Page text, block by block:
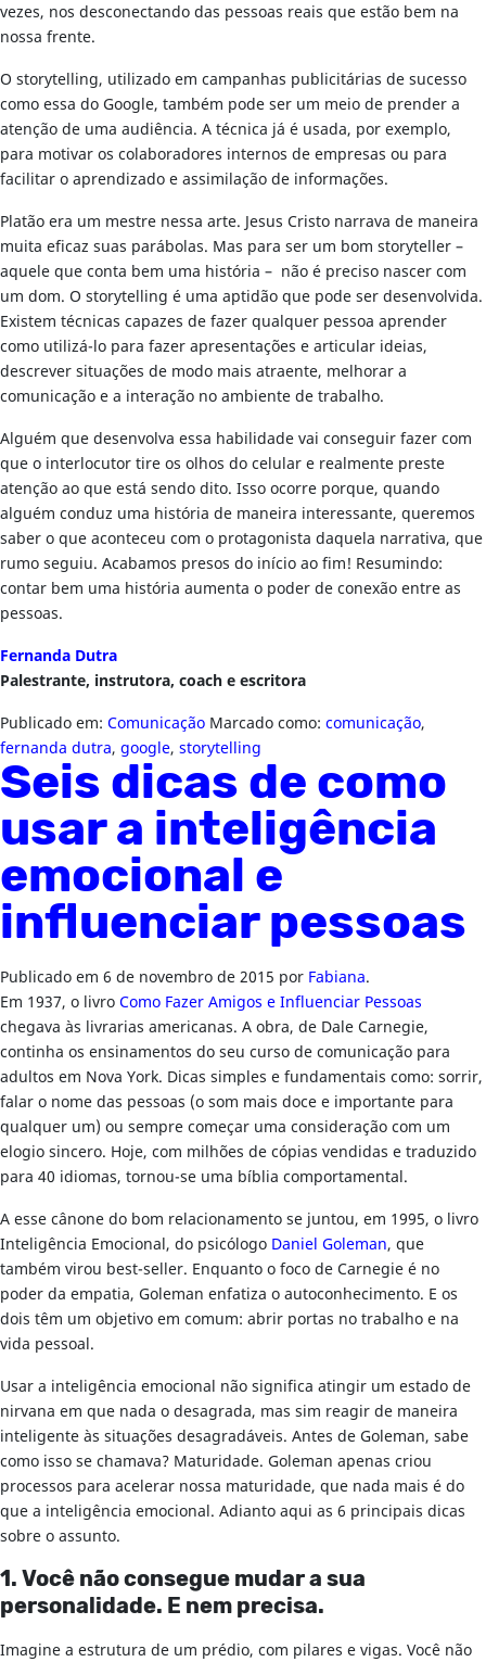
vezes, nos desconectando das pessoas reais que estão bem na
nossa frente.
O storytelling, utilizado em campanhas publicitárias de sucesso
como essa do Google, também pode ser um meio de prender a
atenção de uma audiência. A técnica já é usada, por exemplo,
para motivar os colaboradores internos de empresas ou para
facilitar o aprendizado e assimilação de informações.
Platão era um mestre nessa arte. Jesus Cristo narrava de maneira
muita eficaz suas parábolas. Mas para ser um bom storyteller –
aquele que conta bem uma história – não é preciso nascer com
um dom. O storytelling é uma aptidão que pode ser desenvolvida.
Existem técnicas capazes de fazer qualquer pessoa aprender
como utilizá-lo para fazer apresentações e articular ideias,
descrever situações de modo mais atraente, melhorar a
comunicação e a interação no ambiente de trabalho.
Alguém que desenvolva essa habilidade vai conseguir fazer com
que o interlocutor tire os olhos do celular e realmente preste
atenção ao que está sendo dito. Isso ocorre porque, quando
alguém conduz uma história de maneira interessante, queremos
saber o que aconteceu com o protagonista daquela narrativa, que
rumo seguiu. Acabamos presos do início ao fim! Resumindo:
contar bem uma história aumenta o poder de conexão entre as
pessoas.
Fernanda Dutra
Palestrante, instrutora, coach e escritora
Publicado em: Comunicação Marcado como: comunicação,
fernanda dutra, google, storytelling
Seis dicas de como
usar a inteligência
emocional e
influenciar pessoas
Publicado em 6 de novembro de 2015 por Fabiana.
Em 1937, o livroComo Fazer Amigos e Influenciar Pessoas
chegava às livrarias americanas. A obra, de Dale Carnegie,
continha os ensinamentos do seu curso de comunicação para
adultos em Nova York. Dicas simples e fundamentais como: sorrir,
falar o nome das pessoas (o som mais doce e importante para
qualquer um) ou sempre começar uma consideração com um
elogio sincero. Hoje, com milhões de cópias vendidas e traduzido
para 40 idiomas, tornou-se uma bíblia comportamental.
A esse cânone do bom relacionamento se juntou, em 1995, o livro
Inteligência Emocional, do psicólogo Daniel Goleman, que
também virou best-seller. Enquanto o foco de Carnegie é no
poder da empatia, Goleman enfatiza o autoconhecimento. E os
dois têm um objetivo em comum: abrir portas no trabalho e na
vida pessoal.
Usar a inteligência emocional não significa atingir um estado de
nirvana em que nada o desagrada, mas sim reagir de maneira
inteligente às situações desagradáveis. Antes de Goleman, sabe
como isso se chamava? Maturidade. Goleman apenas criou
processos para acelerar nossa maturidade, que nada mais é do
que a inteligência emocional. Adianto aqui as 6 principais dicas
sobre o assunto.
1. Você não consegue mudar a sua
personalidade. E nem precisa.
Imagine a estrutura de um prédio, com pilares e vigas. Você não